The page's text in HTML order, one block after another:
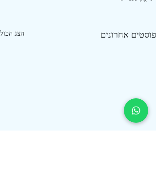
פוסטים אחרונים הצג הכול